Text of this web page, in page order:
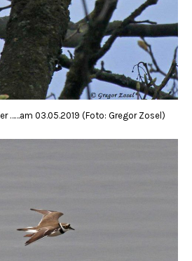
……am 03.05.2019 (Foto: Gregor Zosel)